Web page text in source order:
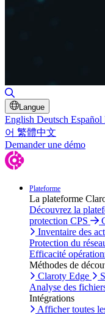
Langue
English Deutsch Español
어 繁體中文
Demander une démo
Plateforme
La plateforme
Découvrez la
protection CPS
Inventaire des
Protection du
Efficacité
Méthodes de
Claroty Edge
Analyse des
Intégrations
Afficher toutes